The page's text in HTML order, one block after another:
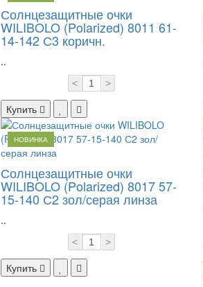
Солнцезащитные очки
WILIBOLO (Polarized) 8011 61-
14-142 С3 коричн.
..
< >
Купить
НОВИНКА
Солнцезащитные очки
WILIBOLO (Polarized) 8017 57-
15-140 С2 зол/серая линза
..
< >
Купить